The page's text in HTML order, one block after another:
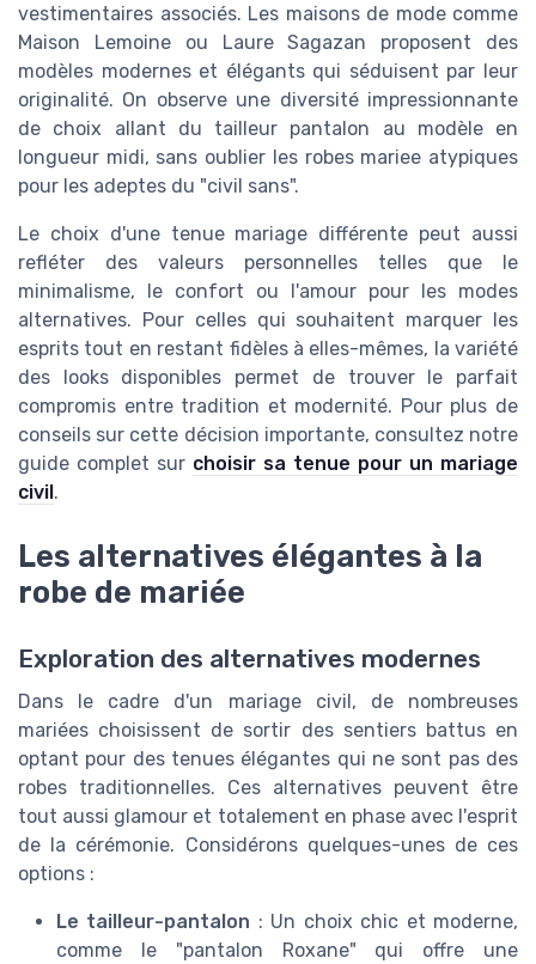
vestimentaires associés. Les maisons de mode comme
Maison Lemoine ou Laure Sagazan proposent des
modèles modernes et élégants qui séduisent par leur
originalité. On observe une diversité impressionnante
de choix allant du tailleur pantalon au modèle en
longueur midi, sans oublier les robes mariee atypiques
pour les adeptes du "civil sans".
Le choix d'une tenue mariage différente peut aussi
refléter des valeurs personnelles telles que le
minimalisme, le confort ou l'amour pour les modes
alternatives. Pour celles qui souhaitent marquer les
esprits tout en restant fidèles à elles-mêmes, la variété
des looks disponibles permet de trouver le parfait
compromis entre tradition et modernité. Pour plus de
conseils sur cette décision importante, consultez notre
guide complet sur choisir sa tenue pour un mariage
civil.
Les alternatives élégantes à la
robe de mariée
Exploration des alternatives modernes
Dans le cadre d'un mariage civil, de nombreuses
mariées choisissent de sortir des sentiers battus en
optant pour des tenues élégantes qui ne sont pas des
robes traditionnelles. Ces alternatives peuvent être
tout aussi glamour et totalement en phase avec l'esprit
de la cérémonie. Considérons quelques-unes de ces
options :
Le tailleur-pantalon : Un choix chic et moderne,
comme le "pantalon Roxane" qui offre une